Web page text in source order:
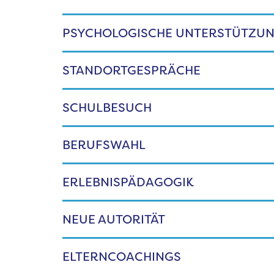
PSYCHOLOGISCHE
STANDORTGESPRÄCHE
SCHULBESUCH
BERUFSWAHL
ERLEBNISPÄDAGOGIK
NEUE AUTORITÄT
ELTERNCOACHINGS